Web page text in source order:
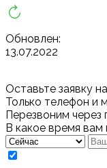
Обновлен:
13.07.2022
Оставьте заявку
Только телефон и
Перезвоним через
В какое время вам